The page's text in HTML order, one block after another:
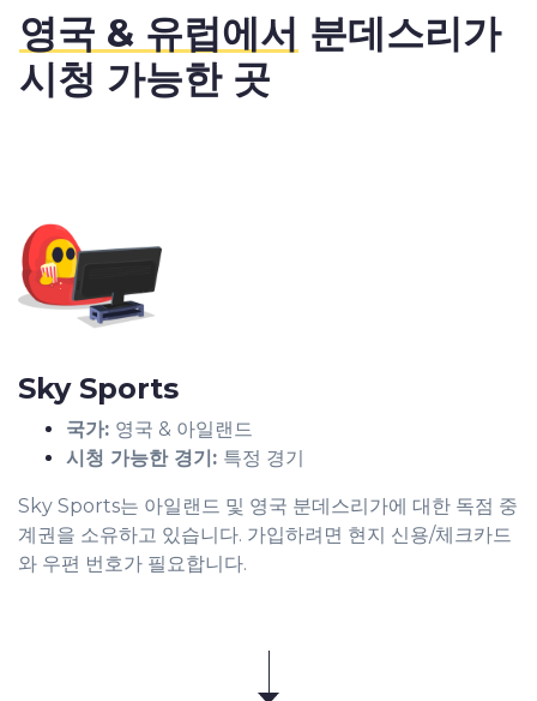
영국 & 유럽에서 분데스리가
시청 가능한 곳
Sky Sports
국가: 영국 & 아일랜드
시청 가능한 경기: 특정 경기
Sky Sports는 아일랜드 및 영국 분데스리가에 대한 독점 중
계권을 소유하고 있습니다. 가입하려면 현지 신용/체크카드
와 우편 번호가 필요합니다.